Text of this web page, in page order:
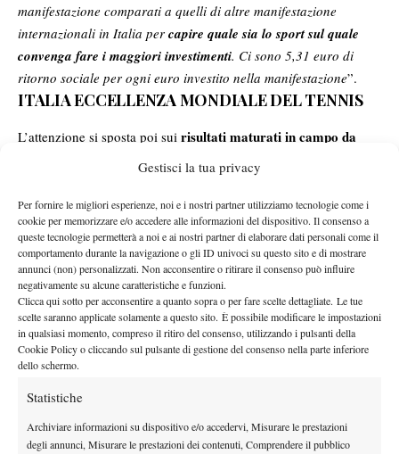
Gestisci la tua privacy
Per fornire le migliori esperienze, noi e i nostri partner utilizziamo tecnologie come i
cookie per memorizzare e/o accedere alle informazioni del dispositivo. Il consenso a
queste tecnologie permetterà a noi e ai nostri partner di elaborare dati personali come il
comportamento durante la navigazione o gli ID univoci su questo sito e di mostrare
annunci (non) personalizzati. Non acconsentire o ritirare il consenso può influire
negativamente su alcune caratteristiche e funzioni.
Clicca qui sotto per acconsentire a quanto sopra o per fare scelte dettagliate. Le tue
scelte saranno applicate solamente a questo sito. È possibile modificare le impostazioni
in qualsiasi momento, compreso il ritiro del consenso, utilizzando i pulsanti della
Cookie Policy o cliccando sul pulsante di gestione del consenso nella parte inferiore
dello schermo.
Statistiche
Archiviare informazioni su dispositivo e/o accedervi, Misurare le prestazioni
degli annunci, Misurare le prestazioni dei contenuti, Comprendere il pubblico
manifestazione comparati a quelli di altre manifestazione
internazionali in Italia per capire quale sia lo sport sul quale
convenga fare i maggiori investimenti. Ci sono 5,31 euro di
ritorno sociale per ogni euro investito nella manifestazione”.
ITALIA ECCELLENZA MONDIALE DEL TENNIS
L’attenzione si sposta poi sui risultati maturati in campo da
tutti i tennisti e le tenniste azzurre
Dal punto di vista agonistico
stagione con tre giocatori nei primi otto per quanto riguarda il
singolare: JannikSinnernumero due, LorenzoMusettinumero
otto e JasminePaolininumero otto. Inoltre anche lecoppie di
doppio Errani/Paolini eVavassori/Erranisono tra le prime otto
del mondo”. A proposito di Lorenzo Musetti, il presidente della
FITP ne ha lodato la vittoria contro Alex de Minaur: “Nel match
vinto contro de Minaur,Lorenzo Musetti ci ha ricordato
l’intensità e la passione che si viveva nella vecchia Coppa
passione e la correttezza mostrata
Non poteva mancare, inoltre, un commento sull’annata di
Jannik Sinnerterminata con il secondo posto nel ranking